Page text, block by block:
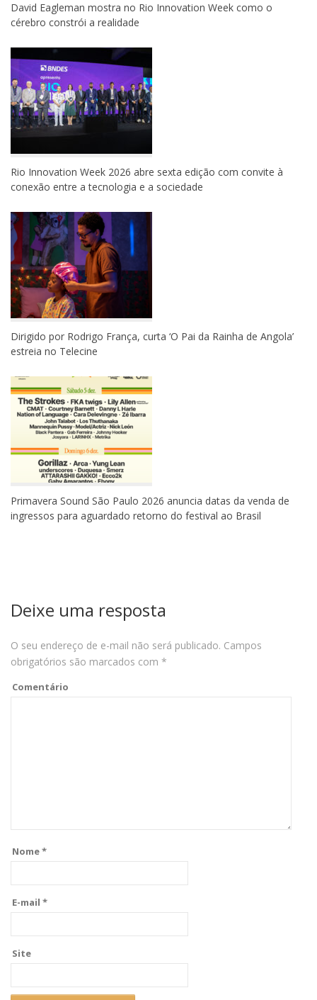
David Eagleman mostra no Rio Innovation Week como o
cérebro constrói a realidade
Rio Innovation Week 2026 abre sexta edição com convite à
conexão entre a tecnologia e a sociedade
Dirigido por Rodrigo França, curta ‘O Pai da Rainha de Angola’
estreia no Telecine
Primavera Sound São Paulo 2026 anuncia datas da venda de
ingressos para aguardado retorno do festival ao Brasil
Deixe uma resposta
O seu endereço de e-mail não será publicado. Campos
obrigatórios são marcados com *
Comentário
Nome*
E-mail *
Site